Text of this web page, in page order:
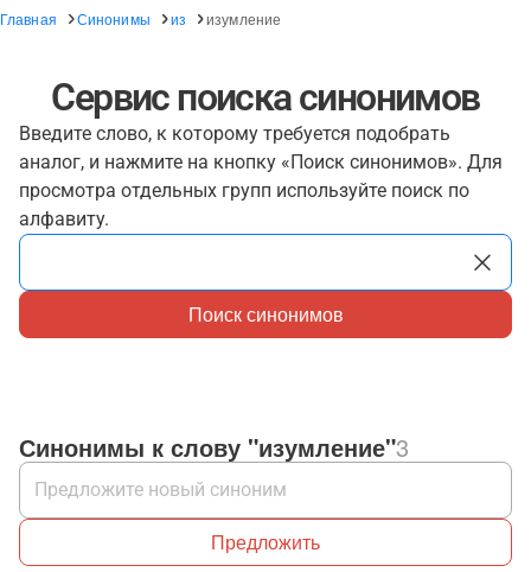
Главная Синонимы из изумление
Сервис поиска синонимов
Введите слово, к которому требуется подобрать
аналог, и нажмите на кнопку «Поиск синонимов». Для
просмотра отдельных групп используйте поиск по
алфавиту.
Поиск синонимов
Синонимы к слову "изумление"3
Предложить